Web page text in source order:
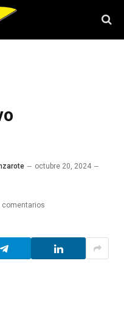
octubre 20, 2024
comentarios